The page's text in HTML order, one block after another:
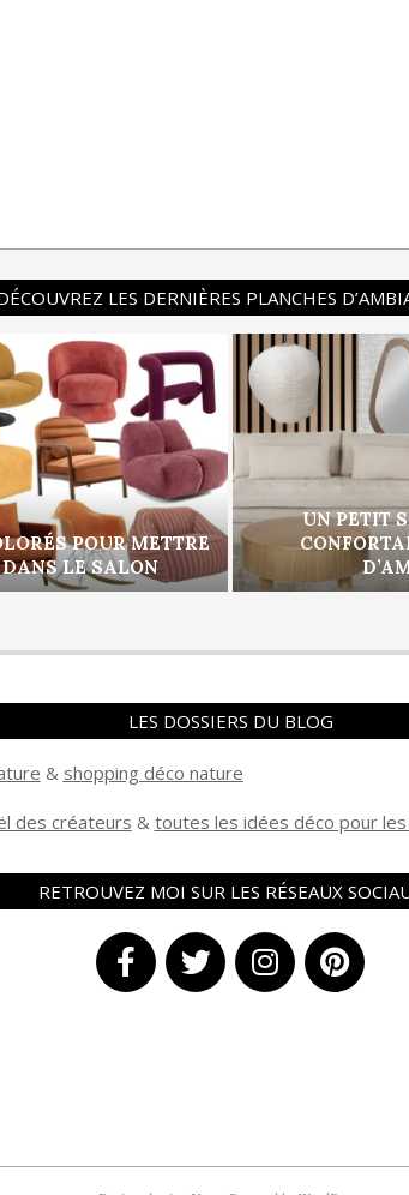
LES DERNIÈRES PLANCHES
POUR METTRE
DANS LE SALON
UN PETIT
LES DOSSIERS DU BLOG
& shopping déco nature
des créateurs & toutes les idées déco pour
RETROUVEZ MOI SUR LES RÉSEAUX